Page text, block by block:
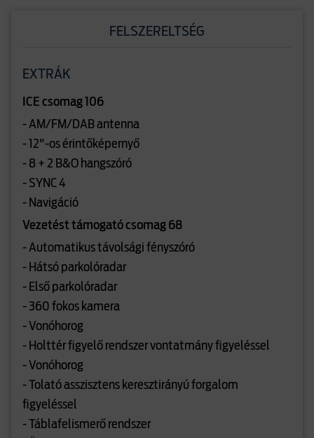
FELSZERELTSÉG
EXTRÁK
ICE csomag 106
- AM/FM/DAB antenna
- 12"-os érintőképernyő
- 8 + 2 B&O hangszóró
- SYNC 4
- Navigáció
Vezetést támogató csomag 68
- Automatikus távolsági fényszóró
- Hátsó parkolóradar
- Első parkolóradar
- 360 fokos kamera
- Vonóhorog
- Holttér figyelő rendszer vontatmány figyeléssel
- Vonóhorog
- Tolató asszisztens keresztirányú forgalom
figyeléssel
- Táblafelismerő rendszer